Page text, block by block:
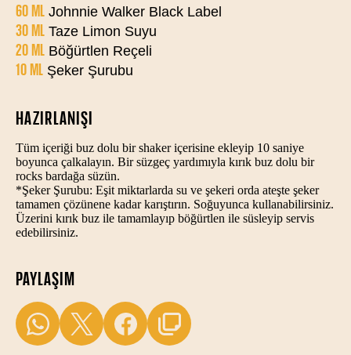
60 ML Johnnie Walker Black Label
30 ML Taze Limon Suyu
20 ML Böğürtlen Reçeli
10 ML Şeker Şurubu
HAZIRLANIŞI
Tüm içeriği buz dolu bir shaker içerisine ekleyip 10 saniye
boyunca çalkalayın. Bir süzgeç yardımıyla kırık buz dolu bir
rocks bardağa süzün.
*Şeker Şurubu: Eşit miktarlarda su ve şekeri orda ateşte şeker
tamamen çözünene kadar karıştırın. Soğuyunca kullanabilirsiniz.
Üzerini kırık buz ile tamamlayıp böğürtlen ile süsleyip servis
edebilirsiniz.
PAYLAŞIM